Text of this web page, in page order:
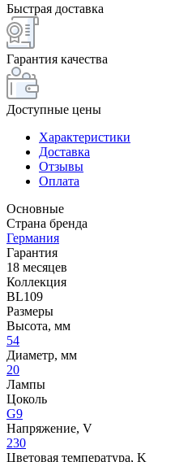
Быстрая доставка
Гарантия качества
Доступные цены
Характеристики
Доставка
Отзывы
Оплата
Основные
Страна бренда
Германия
Гарантия
18 месяцев
Коллекция
BL109
Размеры
Высота, мм
54
Диаметр, мм
20
Лампы
Цоколь
G9
Напряжение, V
230
Цветовая температура, K